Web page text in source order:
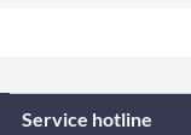
Service hotline